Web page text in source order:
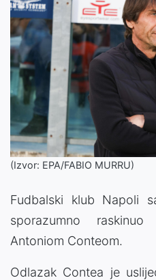
(Izvor: EPA/FABIO MURRU)
Fudbalski klub Napoli
sporazumno
Antoniom Conteom.
Odlazak Contea je